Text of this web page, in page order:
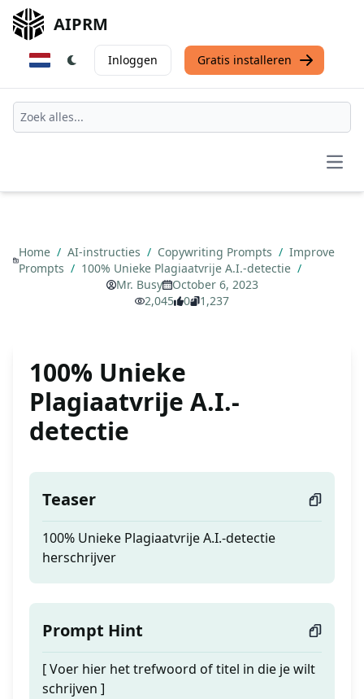
AIPRM
Inloggen Gratis installeren
Home / AI-instructies / Copywriting Prompts / Improve
Prompts / 100% Unieke Plagiaatvrije A.I.-detectie /
Mr. Busy
October 6, 2023
2,045
0 1,237
100% Unieke
Plagiaatvrije A.I.-
detectie
Teaser
100% Unieke Plagiaatvrije A.I.-detectie
herschrijver
Prompt Hint
[ Voer hier het trefwoord of titel in die je wilt
schrijven ]